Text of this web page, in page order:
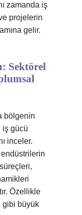
zamanda iş
projelerin
gelir.
Sektörel
bölgenin
iş gücü
inceler.
endüstrilerin
Özellikle
gibi büyük